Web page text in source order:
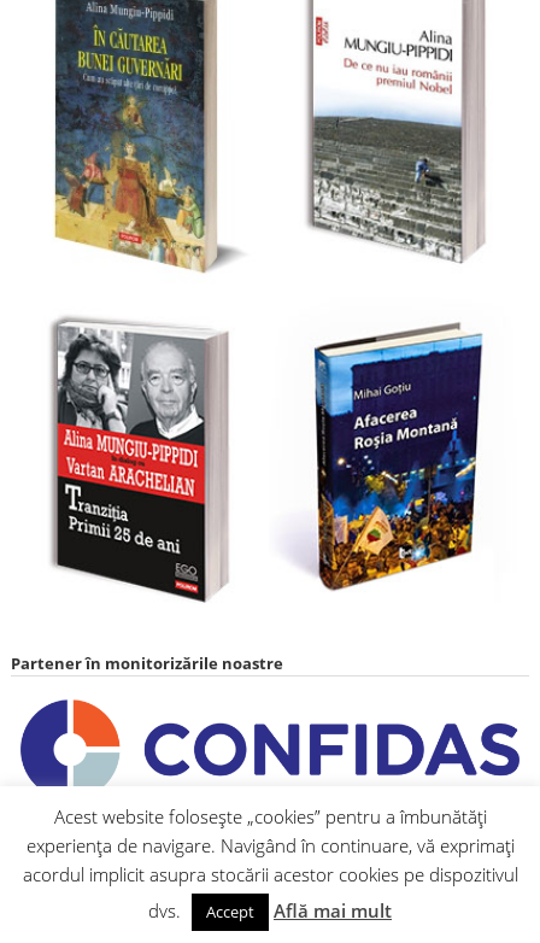
Partener în monitorizările noastre
Acest website folosește „cookies” pentru a îmbunătăți
experiența de navigare. Navigând în continuare, vă exprimați
acordul implicit asupra stocării acestor cookies pe dispozitivul
dvs.
Accept Află mai mult